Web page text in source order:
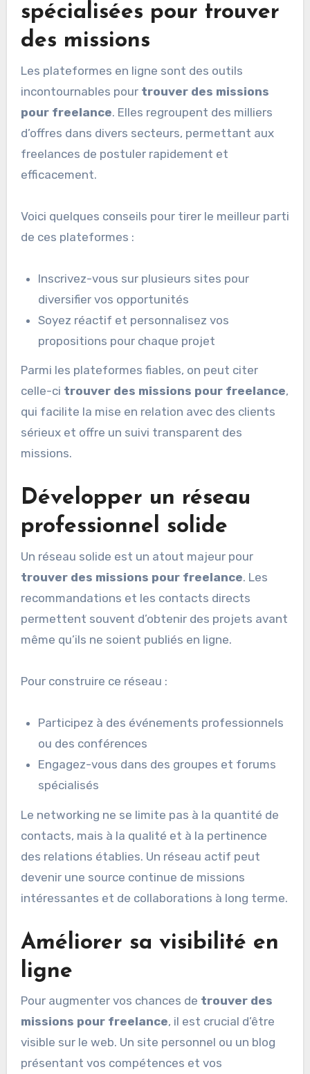
spécialisées pour trouver
des missions
Les plateformes en ligne sont des outils
incontournables pour trouver des missions
pour freelance. Elles regroupent des milliers
d’offres dans divers secteurs, permettant aux
freelances de postuler rapidement et
efficacement.
Voici quelques conseils pour tirer le meilleur parti
de ces plateformes :
Inscrivez-vous sur plusieurs sites pour
diversifier vos opportunités
Soyez réactif et personnalisez vos
propositions pour chaque projet
Parmi les plateformes fiables, on peut citer
celle-ci trouver des missions pour freelance,
qui facilite la mise en relation avec des clients
sérieux et offre un suivi transparent des
missions.
Développer un réseau
professionnel solide
Un réseau solide est un atout majeur pour
trouver des missions pour freelance. Les
recommandations et les contacts directs
permettent souvent d’obtenir des projets avant
même qu’ils ne soient publiés en ligne.
Pour construire ce réseau :
Participez à des événements professionnels
ou des conférences
Engagez-vous dans des groupes et forums
spécialisés
Le networking ne se limite pas à la quantité de
contacts, mais à la qualité et à la pertinence
des relations établies. Un réseau actif peut
devenir une source continue de missions
intéressantes et de collaborations à long terme.
Améliorer sa visibilité en
ligne
Pour augmenter vos chances de trouver des
missions pour freelance, il est crucial d’être
visible sur le web. Un site personnel ou un blog
présentant vos compétences et vos